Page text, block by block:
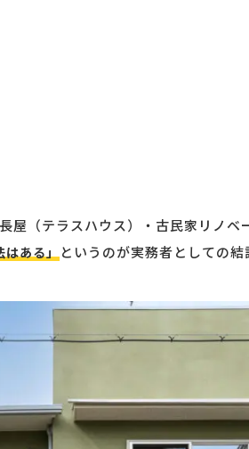
屋（テラスハウス）・古民家リノベ
はある」というのが実務者としての結